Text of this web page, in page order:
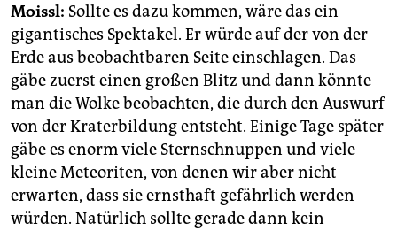
Moissl: Sollte es dazu kommen, wäre das ein
gigantisches Spektakel. Er würde auf der von der
Erde aus beobachtbaren Seite einschlagen. Das
gäbe zuerst einen großen Blitz und dann könnte
man die Wolke beobachten, die durch den Auswurf
von der Kraterbildung entsteht. Einige Tage später
gäbe es enorm viele Sternschnuppen und viele
kleine Meteoriten, von denen wir aber nicht
erwarten, dass sie ernsthaft gefährlich werden
würden. Natürlich sollte gerade dann kein